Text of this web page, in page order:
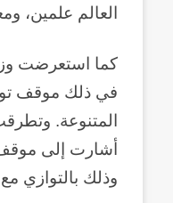
العالم علمين،
كما استعرضت
في ذلك موقف
المتنوعة.
أشارت إلى
وذلك بالتوازي